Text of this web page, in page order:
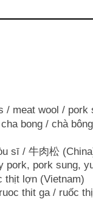
/ meat wool /
bong / chà
sī / 牛肉松
pork, pork sung,
thịt lợn (Vietnam)
thit ga / ruốc